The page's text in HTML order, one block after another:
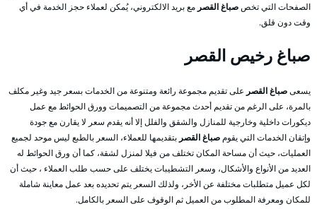
الصفحات التي تخصصباغ القصر مع بريد الالكتروني، يُمكن لعملاء حجز الخدمة في أي
وقت دون قلق.
صباغ رخيص القصر
يسعىصباغ القصر على تقديم مجموعة رائعة ومتنوعة من الخدمات بسعر جيد وغير مكلف
بالمرة، على الرغم من تقديم أحدث مجموعة من التصميمات وورق الحوائط مع عمل
ديكورات داخلية وخارجية للمنازل والشقق والفلل إلا أنه يقدم سعر لا يقارن مع جودة
وإتقان الخدمات التي يقوم صباغ القصر بتقديمها للعملاء، السعر بالطبع ليس موحد لجميع
العمليات، حيث أن مساحة المكان تختلف من فيلا لمنزل لشقة، كما أن ورق الحوائط له
العديد من الأنواع والأشكال، وسعر التشطيبات يختلف على حسب طلب العملاء ، حيث أن
لكل عميل متطلبات مختلفة عن الأخر، ولذلك السعر يتم تحديده بعد عمل معاينة شاملة
للمكان ومعرفة المطلوب من العميل ثم الوقوف على السعر بالكامل.